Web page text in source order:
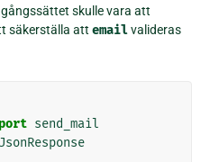
skulle vara att
säkerställa att emailvalideras
send_mail
JsonResponse